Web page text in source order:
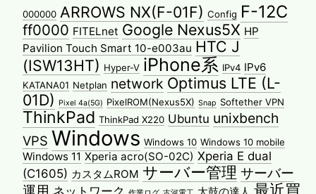
000000 ARROWS NX(F-01F) Config F-12C
ff0000 FITELnet Google Nexus5X HP
Pavilion Touch Smart 10-e003au HTC J
(ISW13HT) Hyper-V iPhone系 IPv4 IPv6
KATANA01 Netplan network Optimus LTE (L-
01D)
Pixel 4a(5G) PixelROM(Nexus5X) Snap Softether VPN
ThinkPad ThinkPad X220 Ubuntu unixbench
VPS Windows Windows 10 Windows 10 mobile
Windows 11 Xperia acro(SO-02C) Xperia E dual
(C1605) カスタムROM サーバー管理 サーバー
運用 ネットワーク
最近買